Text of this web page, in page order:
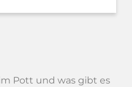
Pott und was gibt es